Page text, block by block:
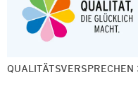
QUALITÄTSVERSPRECHEN